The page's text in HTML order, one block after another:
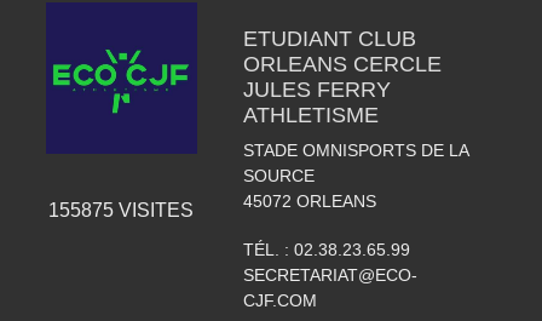
155875 VISITES
ETUDIANT CLUB
ORLEANS CERCLE
JULES FERRY
ATHLETISME
STADE OMNISPORTS DE LA
SOURCE
45072 ORLEANS
TÉL. : 02.38.23.65.99
SECRETARIAT@ECO-
CJF.COM